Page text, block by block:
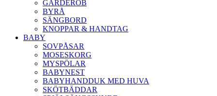
GARDEROB
BYRÅ
SÄNGBORD
KNOPPAR & HANDTAG
BABY
SOVPÅSAR
MOSESKORG
MYSPÖLAR
BABYNEST
BABYHANDDUK MED HUVA
SKÖTBÄDDAR